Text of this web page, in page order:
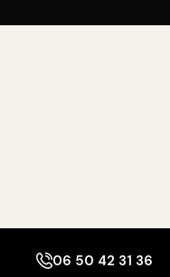
06 50 42 31 36